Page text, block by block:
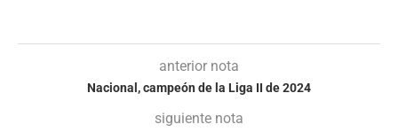
anterior nota
Nacional, campeón de la Liga II de 2024
siguiente nota